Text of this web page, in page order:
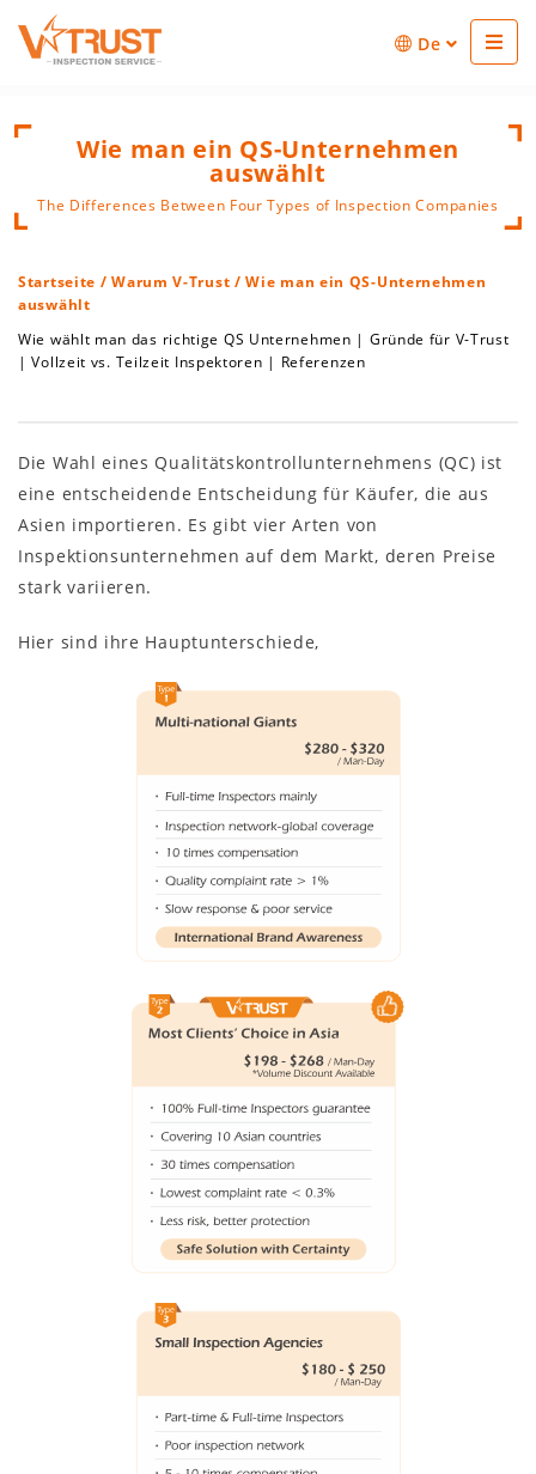
De
Wie man ein QS-Unternehmen
auswählt
The Differences Between Four Types of Inspection Companies
Startseite /Warum V-Trust / Wie man ein QS-Unternehmen
auswählt
Wie wählt man das richtige QS Unternehmen | Gründe für V-Trust
|Vollzeit vs. Teilzeit Inspektoren | Referenzen
Die Wahl eines Qualitätskontrollunternehmens (QC) ist
eine entscheidende Entscheidung für Käufer, die aus
Asien importieren. Es gibt vier Arten von
Inspektionsunternehmen auf dem Markt, deren Preise
stark variieren.
Hier sind ihre Hauptunterschiede,